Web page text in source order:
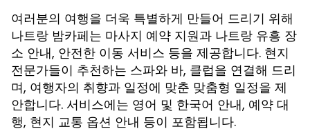
여러분의 여행을 더욱 특별하게 만들어 드리기 위해
나트랑 밤카페는 마사지 예약 지원과 나트랑 유흥 장
소 안내, 안전한 이동 서비스 등을 제공합니다. 현지
전문가들이 추천하는 스파와 바, 클럽을 연결해 드리
며, 여행자의 취향과 일정에 맞춘 맞춤형 일정을 제
안합니다. 서비스에는 영어 및 한국어 안내, 예약 대
행, 현지 교통 옵션 안내 등이 포함됩니다.